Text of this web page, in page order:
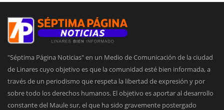
"Séptima Página Noticias" en un Medio de Comunicación de la ciudad
de Linares cuyo objetivo es que la comunidad esté bien informada, a
través de un periodismo que respeta la libertad de expresión y por
sobre todo los derechos humanos. El objetivo es aportar al desarrollo
constante del Maule sur, el que ha sido gravemente postergado